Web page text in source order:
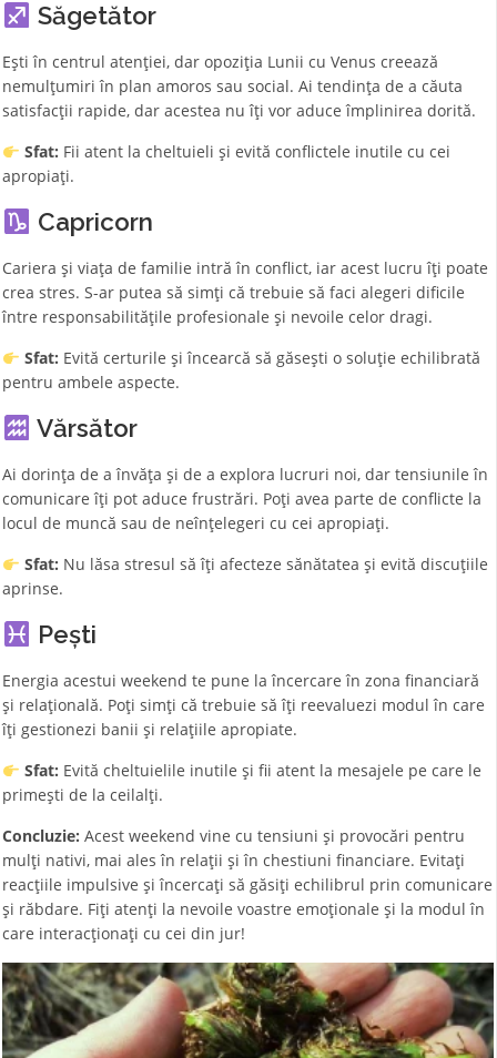
Săgetător
Ești în centrul atenției, dar opoziția Lunii cu Venus creează
nemulțumiri în plan amoros sau social. Ai tendința de a căuta
satisfacții rapide, dar acestea nu îți vor aduce împlinirea dorită.
Sfat: Fii atent la cheltuieli și evită conflictele inutile cu cei
apropiați.
Capricorn
Cariera și viața de familie intră în conflict, iar acest lucru îți poate
crea stres. S-ar putea să simți că trebuie să faci alegeri dificile
între responsabilitățile profesionale și nevoile celor dragi.
Sfat: Evită certurile și încearcă să găsești o soluție echilibrată
pentru ambele aspecte.
Vărsător
Ai dorința de a învăța și de a explora lucruri noi, dar tensiunile în
comunicare îți pot aduce frustrări. Poți avea parte de conflicte la
locul de muncă sau de neînțelegeri cu cei apropiați.
Sfat: Nu lăsa stresul să îți afecteze sănătatea și evită discuțiile
aprinse.
Pești
Energia acestui weekend te pune la încercare în zona financiară
și relațională. Poți simți că trebuie să îți reevaluezi modul în care
îți gestionezi banii și relațiile apropiate.
Sfat: Evită cheltuielile inutile și fii atent la mesajele pe care le
primești de la ceilalți.
Concluzie: Acest weekend vine cu tensiuni și provocări pentru
mulți nativi, mai ales în relații și în chestiuni financiare. Evitați
reacțiile impulsive și încercați să găsiți echilibrul prin comunicare
și răbdare. Fiți atenți la nevoile voastre emoționale și la modul în
care interacționați cu cei din jur!